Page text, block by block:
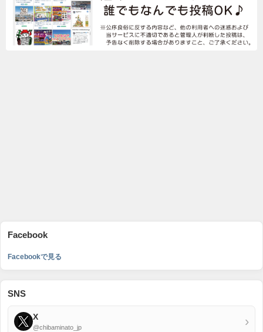
Facebook
Facebookで見る
SNS
X
@chibaminato_jp ›